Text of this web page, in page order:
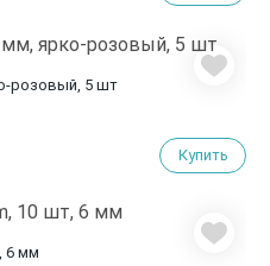
розовый, 5 шт
Купить
6 мм